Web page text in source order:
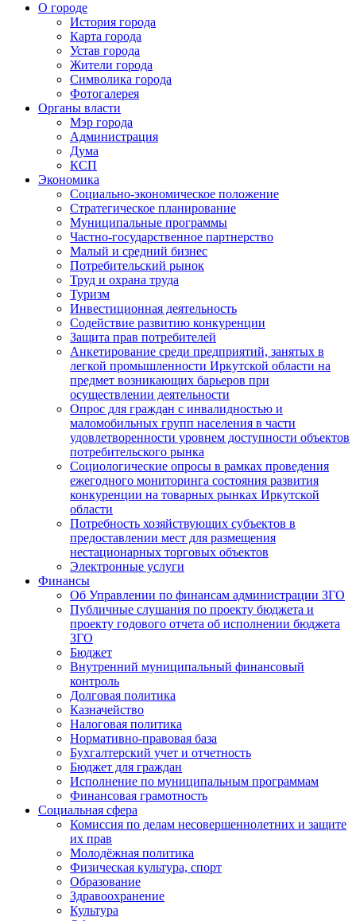
О городе
История города
Карта города
Устав города
Жители города
Символика города
Фотогалерея
Органы власти
Мэр города
Администрация
Дума
КСП
Экономика
Социально-экономическое положение
Стратегическое планирование
Муниципальные программы
Частно-государственное партнерство
Малый и средний бизнес
Потребительский рынок
Труд и охрана труда
Туризм
Инвестиционная деятельность
Содействие развитию конкуренции
Защита прав потребителей
Анкетирование среди предприятий, занятых в
легкой промышленности Иркутской области на
предмет возникающих барьеров при
осуществлении деятельности
Опрос для граждан с инвалидностью и
маломобильных групп населения в части
удовлетворенности уровнем доступности объектов
потребительского рынка
Социологические опросы в рамках проведения
ежегодного мониторинга состояния развития
конкуренции на товарных рынках Иркутской
области
Потребность хозяйствующих субъектов в
предоставлении мест для размещения
нестационарных торговых объектов
Электронные услуги
Финансы
Об Управлении по финансам администрации ЗГО
Публичные слушания по проекту бюджета и
проекту годового отчета об исполнении бюджета
ЗГО
Бюджет
Внутренний муниципальный финансовый
контроль
Долговая политика
Казначейство
Налоговая политика
Нормативно-правовая база
Бухгалтерский учет и отчетность
Бюджет для граждан
Исполнение по муниципальным программам
Финансовая грамотность
Социальная сфера
Комиссия по делам несовершеннолетних и защите
их прав
Молодёжная политика
Физическая культура, спорт
Образование
Здравоохранение
Культура